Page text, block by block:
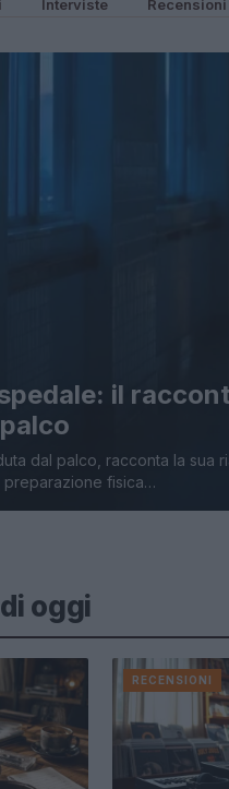
Interviste Recensioni
il
dal palco, racconta la sua
preparazione fisica…
oggi
RECENSIONI